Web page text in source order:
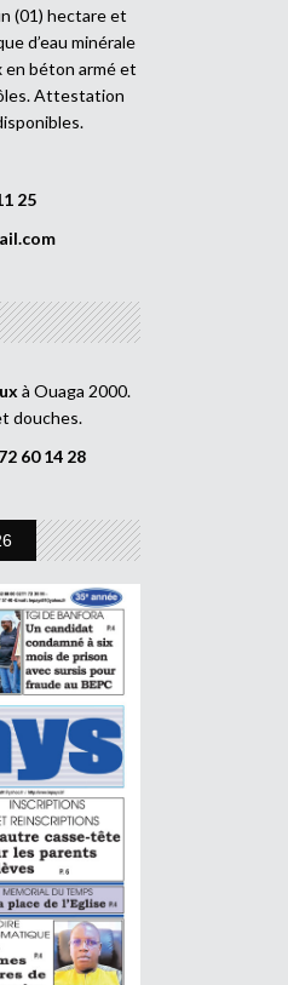
(01) hectare et
d’eau minérale
en béton armé et
Attestation
25
à Ouaga 2000.
douches.
72 60 14 28